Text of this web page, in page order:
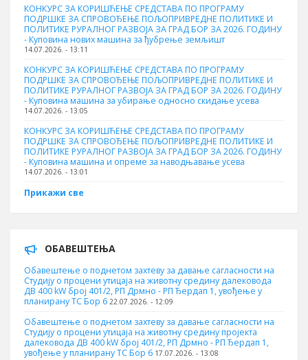
КОНКУРС ЗА КОРИШЋЕЊЕ СРЕДСТАВА ПО ПРОГРАМУ
ПОДРШКЕ ЗА СПРОВОЂЕЊЕ ПОЉОПРИВРЕДНЕ ПОЛИТИКЕ И
ПОЛИТИКЕ РУРАЛНОГ РАЗВОЈА ЗА ГРАД БОР ЗА 2026. ГОДИНУ
- Куповина нових машина за ђубрење земљишт
14.07.2026. - 13:11
КОНКУРС ЗА КОРИШЋЕЊЕ СРЕДСТАВА ПО ПРОГРАМУ
ПОДРШКЕ ЗА СПРОВОЂЕЊЕ ПОЉОПРИВРЕДНЕ ПОЛИТИКЕ И
ПОЛИТИКЕ РУРАЛНОГ РАЗВОЈА ЗА ГРАД БОР ЗА 2026. ГОДИНУ
- Куповинa машина за убирање односно скидање усева
14.07.2026. - 13:05
КОНКУРС ЗА КОРИШЋЕЊЕ СРЕДСТАВА ПО ПРОГРАМУ
ПОДРШКЕ ЗА СПРОВОЂЕЊЕ ПОЉОПРИВРЕДНЕ ПОЛИТИКЕ И
ПОЛИТИКЕ РУРАЛНОГ РАЗВОЈА ЗА ГРАД БОР ЗА 2026. ГОДИНУ
- Куповина машина и опреме за наводњавање усева
14.07.2026. - 13:01
Прикажи све
ОБАВЕШТЕЊА
Обавештење о поднетом захтеву за давање сагласности на
Студију о процени утицаја на животну средину далековода
ДВ 400 kW број 401/2, РП Дрмно - РП Ђердап 1, увођење у
планирану ТС Бор 6 22.07.2026. - 12:09
Обавештење о поднетом захтеву за давање сагласности на
Студију о процени утицаја на животну средину пројекта
далековода ДВ 400 kW број 401/2, РП Дрмно - РП Ђердап 1,
увођење у планирану ТС Бор 6 17.07.2026. - 13:08